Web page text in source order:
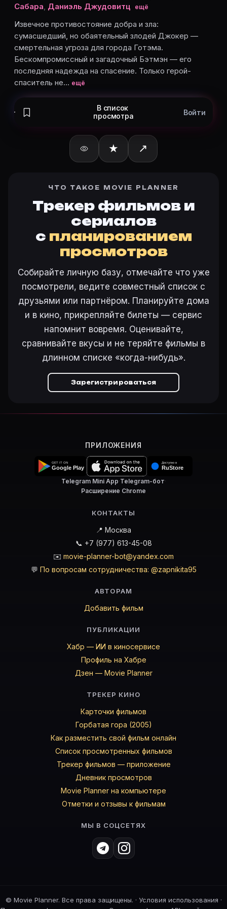
Richard Green
— Professor Hugo Strange, озвучка
Джейсон Марсден — Firefly, озвучка
Ron Perlman — Killer Croc, озвучка
Карточки актёров с ролями — на Movie Planner.
О чём сериал «Бэтмен» (2004)?
Какой рейтинг у «Бэтмен» (2004)?
Рейтинг Кинопоиска ★ 6.8 — на странице Бэтмен
Кто актёры в «Бэтмен» (2004)?
Режиссёр — Брэндон Виетти. В сериале «Бэтмен
Как добавить «Бэтмен» в свой список фильмов?
Откройте «Бэтмен (2004)» на Movie Planner,
Ещё на Movie Planner
Интересные факты о фильмах · Как вести watchlist
Другие карточки:
Фильм 77647 Фильм 24287
Войти в кабинет— сохранить «Бэтмен» в свою
Сабара, Даниэль Джудовитц ещё
Извечное противостояние добра и зла:
сумасшедший, но обаятельный злодей Джокер —
смертельная угроза для города Готэма.
Бескомпромиссный и загадочный Бэтмэн — его
последняя надежда на спасение. Только герой-
спаситель не… ещё
В список
просмотра
Войти
★ ↗
ЧТО ТАКОЕ MOVIE PLANNER
Трекер фильмов и
сериалов
с планированием
просмотров
Собирайте личную базу, отмечайте что уже
посмотрели, ведите совместный список с
друзьями или партнёром. Планируйте дома
и в кино, прикрепляйте билеты — сервис
напомнит вовремя. Оценивайте,
сравнивайте вкусы и не теряйте фильмы в
длинном списке «когда-нибудь».
Зарегистрироваться
ПРИЛОЖЕНИЯ
Telegram Mini App·Telegram-бот·
Расширение Chrome
КОНТАКТЫ
📍 Москва
📞 +7 (977) 613-45-08
✉️ movie-planner-bot@yandex.com
💬 По вопросам сотрудничества: @zapnikita95
АВТОРАМ
Добавить фильм
ПУБЛИКАЦИИ
Хабр — ИИ в киносервисе
Профиль на Хабре
Дзен — Movie Planner
ТРЕКЕР КИНО
Карточки фильмов
Горбатая гора (2005)
Как разместить свой фильм онлайн
Список просмотренных фильмов
Трекер фильмов — приложение
Дневник просмотров
Movie Planner на компьютере
Отметки и отзывы к фильмам
МЫ В СОЦСЕТЯХ
© Movie Planner. Все права защищены. · Условия использования ·